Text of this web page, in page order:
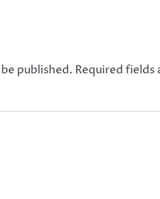
published. Required fields